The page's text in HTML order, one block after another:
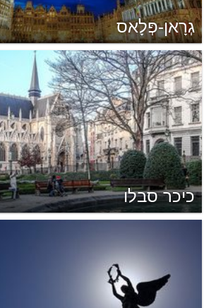
גְרָאן-פְּלָאס
כיכר סבלו